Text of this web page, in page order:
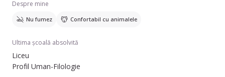
Despre mine
Nu fumez Confortabil cu animalele
Ultima școală absolvită
Liceu
Profil Uman-Filologie